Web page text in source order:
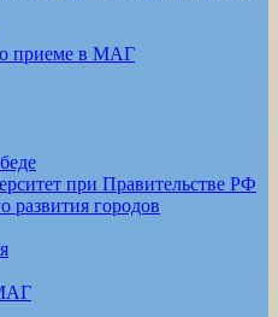
о приеме в МАГ
при Правительстве РФ
развития городов